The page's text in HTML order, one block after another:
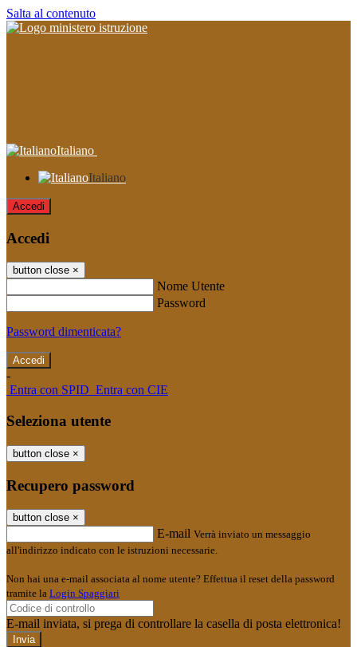
Salta al contenuto
Italiano
Italiano
Accedi
Accedi
button close ×
Nome Utente
Password
Password dimenticata?
-
Entra con SPID Entra con CIE
Seleziona utente
button close ×
Recupero password
button close ×
E-mail Verrà inviato un messaggio
all'indirizzo indicato con le istruzioni necessarie.
Non hai una e-mail associata al nome utente? Effettua il reset della password
tramite la Login Spaggiari
E-mail inviata, si prega di controllare la casella di posta elettronica!